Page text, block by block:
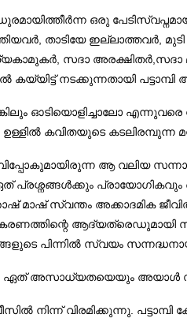
ഒരു
താടിയേ ഇല്ലാത്തവർ,
സദാ അരക്ഷിതർ,സദാ
നടക്കുന്നതായി
ഓടിയൊളിച്ചാലോ
കവിതയുടെ
ആ വലിയ
പ്രശ്നങ്ങൾക്കും
മാഷ് സ്വന്തം അക്കാദമിക
ആദ്യത്രെഡുമായി
പിന്നിൽ സ്വയം
ഏത് അസാധ്യതയെയും അയാൾ
നിന്ന് വിരമിക്കുന്നു. പട്ടാമ്പി